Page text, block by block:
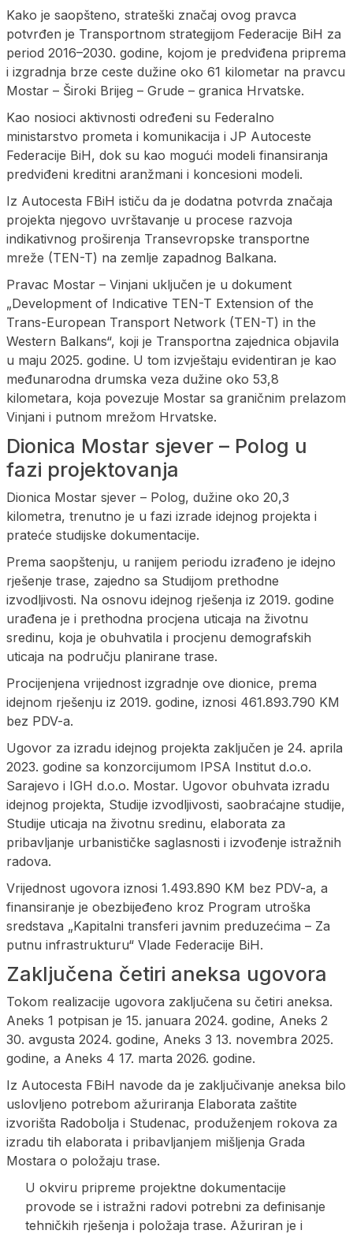
Kako je saopšteno, strateški značaj ovog pravca
potvrđen je Transportnom strategijom Federacije BiH za
period 2016–2030. godine, kojom je predviđena priprema
i izgradnja brze ceste dužine oko 61 kilometar na pravcu
Mostar – Široki Brijeg – Grude – granica Hrvatske.
Kao nosioci aktivnosti određeni su Federalno
ministarstvo prometa i komunikacija i JP Autoceste
Federacije BiH, dok su kao mogući modeli finansiranja
predviđeni kreditni aranžmani i koncesioni modeli.
Iz Autocesta FBiH ističu da je dodatna potvrda značaja
projekta njegovo uvrštavanje u procese razvoja
indikativnog proširenja Transevropske transportne
mreže (TEN-T) na zemlje zapadnog Balkana.
Pravac Mostar – Vinjani uključen je u dokument
„Development of Indicative TEN-T Extension of the
Trans-European Transport Network (TEN-T) in the
Western Balkans“, koji je Transportna zajednica objavila
u maju 2025. godine. U tom izvještaju evidentiran je kao
međunarodna drumska veza dužine oko 53,8
kilometara, koja povezuje Mostar sa graničnim prelazom
Vinjani i putnom mrežom Hrvatske.
Dionica Mostar sjever – Polog u
fazi projektovanja
Dionica Mostar sjever – Polog, dužine oko 20,3
kilometra, trenutno je u fazi izrade idejnog projekta i
prateće studijske dokumentacije.
Prema saopštenju, u ranijem periodu izrađeno je idejno
rješenje trase, zajedno sa Studijom prethodne
izvodljivosti. Na osnovu idejnog rješenja iz 2019. godine
urađena je i prethodna procjena uticaja na životnu
sredinu, koja je obuhvatila i procjenu demografskih
uticaja na području planirane trase.
Procijenjena vrijednost izgradnje ove dionice, prema
idejnom rješenju iz 2019. godine, iznosi 461.893.790 KM
bez PDV-a.
Ugovor za izradu idejnog projekta zaključen je 24. aprila
2023. godine sa konzorcijumom IPSA Institut d.o.o.
Sarajevo i IGH d.o.o. Mostar. Ugovor obuhvata izradu
idejnog projekta, Studije izvodljivosti, saobraćajne studije,
Studije uticaja na životnu sredinu, elaborata za
pribavljanje urbanističke saglasnosti i izvođenje istražnih
radova.
Vrijednost ugovora iznosi 1.493.890 KM bez PDV-a, a
finansiranje je obezbijeđeno kroz Program utroška
sredstava „Kapitalni transferi javnim preduzećima – Za
putnu infrastrukturu“ Vlade Federacije BiH.
Zaključena četiri aneksa ugovora
Tokom realizacije ugovora zaključena su četiri aneksa.
Aneks 1 potpisan je 15. januara 2024. godine, Aneks 2
30. avgusta 2024. godine, Aneks 3 13. novembra 2025.
godine, a Aneks 4 17. marta 2026. godine.
Iz Autocesta FBiH navode da je zaključivanje aneksa bilo
uslovljeno potrebom ažuriranja Elaborata zaštite
izvorišta Radobolja i Studenac, produženjem rokova za
izradu tih elaborata i pribavljanjem mišljenja Grada
Mostara o položaju trase.
U okviru pripreme projektne dokumentacije
provode se i istražni radovi potrebni za definisanje
tehničkih rješenja i položaja trase. Ažuriran je i